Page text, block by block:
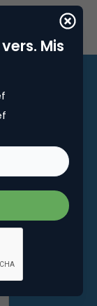
Mis
Mis niks!